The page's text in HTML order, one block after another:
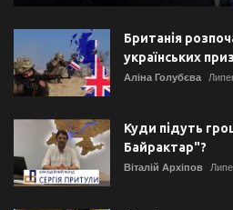
Британія
українських
Аліна Голубєва
Куди підуть
Байрактар"?
Віталій Архіпов